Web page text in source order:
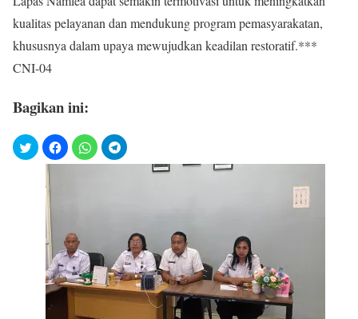
kualitas pelayanan dan mendukung program pemasyarakatan,
khususnya dalam upaya mewujudkan keadilan restoratif.***
CNI-04
Bagikan ini: